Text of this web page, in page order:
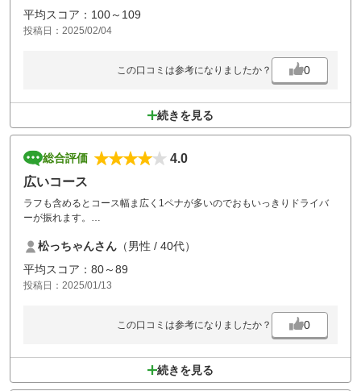
強いて言えば、ランチメニューの今少しの充実と、レディースティの整
備をお願いしたいです。
平均スコア：100～109
投稿日：2025/02/04
この口コミは参考になりましたか？ 0
続きを見る
総合評価
4.0
広いコース
ラフも含めるとコース幅ま広く1ペナが多いのでおもいっきりドライバ
ーが振れます。
した。
松っちゃんさん （男性 / 40代）
平均スコア：80～89
投稿日：2025/01/13
この口コミは参考になりましたか？ 0
続きを見る